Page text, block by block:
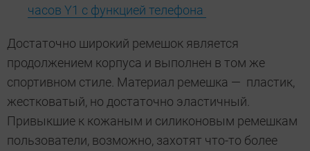
часов Y1 c функцией телефона
Достаточно широкий ремешок является
продолжением корпуса и выполнен в том же
спортивном стиле. Материал ремешка — пластик,
жестковатый, но достаточно эластичный.
Привыкшие к кожаным и силиконовым ремешкам
пользователи, возможно, захотят что-то более